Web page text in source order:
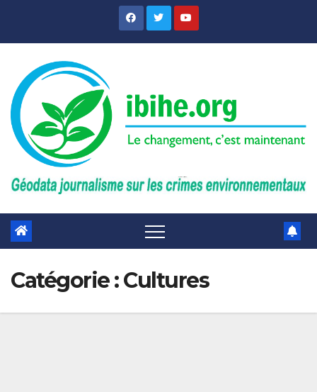
Catégorie :Cultures